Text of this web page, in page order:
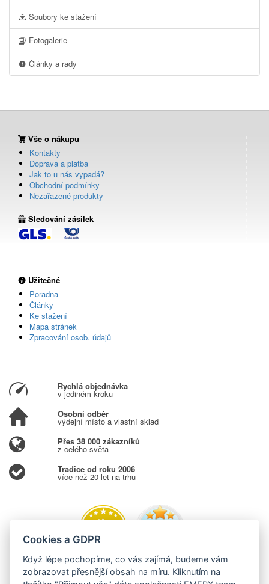
Soubory ke stažení
Fotogalerie
Články a rady
Vše o nákupu
Kontakty
Doprava a platba
Jak to u nás vypadá?
Obchodní podmínky
Nezařazené produkty
Sledování zásilek
Užitečné
Poradna
Články
Ke stažení
Mapa stránek
Zpracování osob. údajů
Rychlá objednávka
v jediném kroku
Osobní odběr
výdejní místo a vlastní sklad
Přes 38 000 zákazníků
z celého světa
Tradice od roku 2006
více než 20 let na trhu
Cookies a GDPR
Když lépe pochopíme, co vás zajímá, budeme vám
zobrazovat přesnější obsah na míru. Kliknutím na